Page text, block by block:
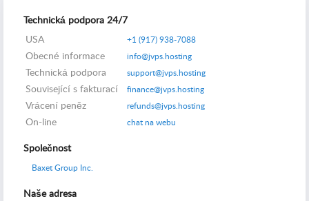
Technická podpora 24/7
USA
+1 (917) 938-7088
Obecné informace info@jvps.hosting
Technická podpora support@jvps.hosting
Související s fakturací finance@jvps.hosting
Vrácení peněz refunds@jvps.hosting
On-line chat na webu
Společnost
Baxet Group Inc.
Naše adresa